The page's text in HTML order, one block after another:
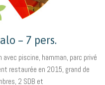
– 7 pers.
piscine, hamman, parc privé
restaurée en 2015, grand de
2 SDB et